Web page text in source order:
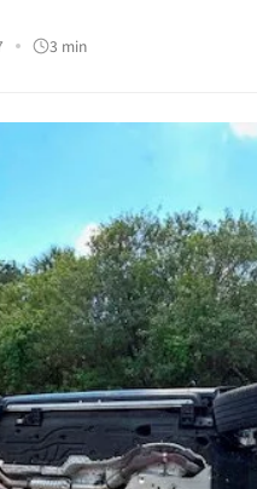
3 min